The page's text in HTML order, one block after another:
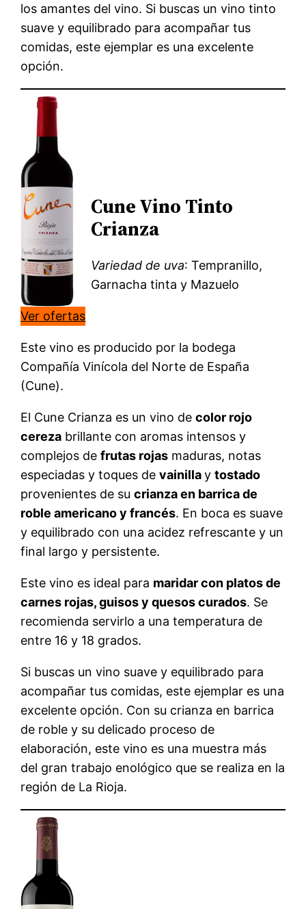
los amantes del vino. Si buscas un vino tinto
suave y equilibrado para acompañar tus
comidas, este ejemplar es una excelente
opción.
Cune Vino Tinto
Crianza
Variedad de uva: Tempranillo,
Garnacha tinta y Mazuelo
Ver ofertas
Este vino es producido por la bodega
Compañía Vinícola del Norte de España
(Cune).
El Cune Crianza es un vino decolor rojo
cereza brillante con aromas intensos y
complejos defrutas rojas maduras, notas
especiadas y toques devainillaytostado
provenientes de sucrianza en barrica de
roble americano y francés. En boca es suave
y equilibrado con una acidez refrescante y un
final largo y persistente.
Este vino es ideal para maridar con platos de
carnes rojas, guisos y quesos curados. Se
recomienda servirlo a una temperatura de
entre 16 y 18 grados.
Si buscas un vino suave y equilibrado para
acompañar tus comidas, este ejemplar es una
excelente opción. Con su crianza en barrica
de roble y su delicado proceso de
elaboración, este vino es una muestra más
del gran trabajo enológico que se realiza en la
región de La Rioja.